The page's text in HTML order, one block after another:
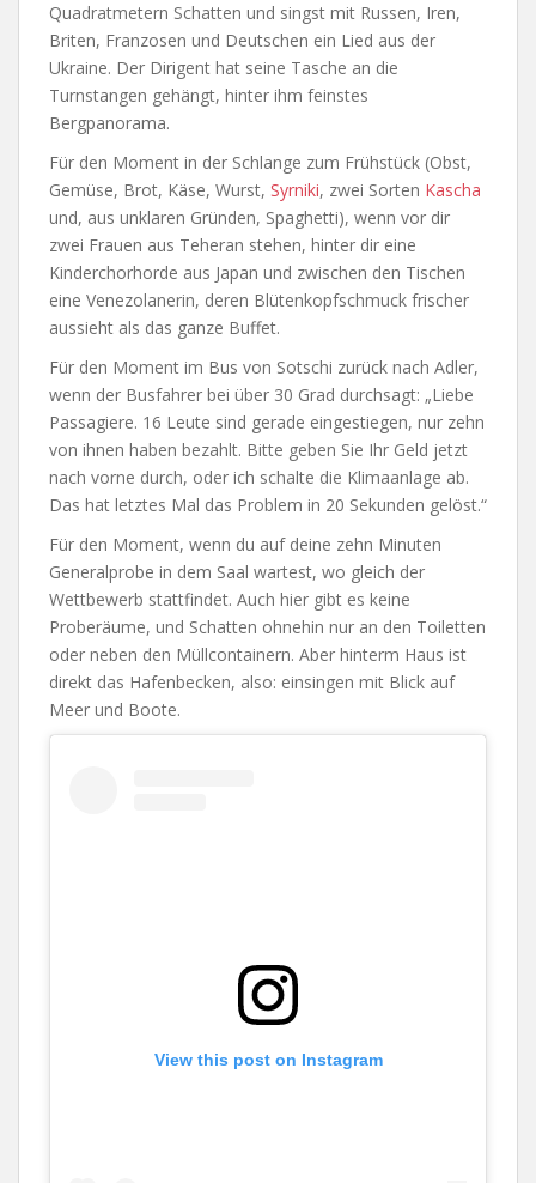
Quadratmetern Schatten und singst mit Russen, Iren,
Briten, Franzosen und Deutschen ein Lied aus der
Ukraine. Der Dirigent hat seine Tasche an die
Turnstangen gehängt, hinter ihm feinstes
Bergpanorama.
Für den Moment in der Schlange zum Frühstück (Obst,
Gemüse, Brot, Käse, Wurst, Syrniki, zwei Sorten Kascha
und, aus unklaren Gründen, Spaghetti), wenn vor dir
zwei Frauen aus Teheran stehen, hinter dir eine
Kinderchorhorde aus Japan und zwischen den Tischen
eine Venezolanerin, deren Blütenkopfschmuck frischer
aussieht als das ganze Buffet.
Für den Moment im Bus von Sotschi zurück nach Adler,
wenn der Busfahrer bei über 30 Grad durchsagt: „Liebe
Passagiere. 16 Leute sind gerade eingestiegen, nur zehn
von ihnen haben bezahlt. Bitte geben Sie Ihr Geld jetzt
nach vorne durch, oder ich schalte die Klimaanlage ab.
Das hat letztes Mal das Problem in 20 Sekunden gelöst.“
Für den Moment, wenn du auf deine zehn Minuten
Generalprobe in dem Saal wartest, wo gleich der
Wettbewerb stattfindet. Auch hier gibt es keine
Proberäume, und Schatten ohnehin nur an den Toiletten
oder neben den Müllcontainern. Aber hinterm Haus ist
direkt das Hafenbecken, also: einsingen mit Blick auf
Meer und Boote.
View this post on Instagram